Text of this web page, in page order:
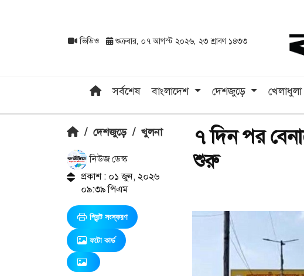
ভিডিও শুক্রবার, ০৭ আগস্ট ২০২৬, ২৩ শ্রাবণ ১৪৩৩
সর্বশেষ বাংলাদেশ দেশজুড়ে খেলাধুলা
/ দেশজুড়ে / খুলনা
নিউজ ডেস্ক
প্রকাশ : ০১ জুন, ২০২৬
০৯:৩৯ পিএম
প্রিন্ট সংস্করণ
ফটো কার্ড
৭ দিন পর
শুরু